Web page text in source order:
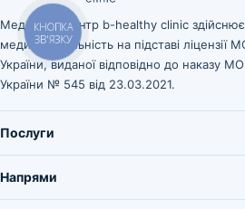
Медичний центр b-healthy clinic здійснює
медичну діяльність на підставі ліцензії
України, виданої відповідно до наказу
України № 545 від 23.03.2021.
Послуги
Напрями
КНОПКА
ЗВ'ЯЗКУ